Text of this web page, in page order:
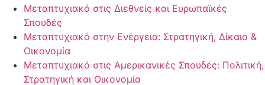
Μεταπτυχιακό στις Διεθνείς και Ευρωπαϊκές
Σπουδές
Μεταπτυχιακό στην Ενέργεια: Στρατηγική, Δίκαιο &
Οικονομία
Μεταπτυχιακό στις Αμερικανικές Σπουδές: Πολιτική,
Στρατηγική και Οικονομία